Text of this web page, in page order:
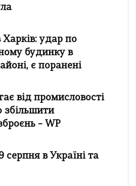
Харків: удар по
будинку в
є поранені
від промисловості
– WP
в Україні та